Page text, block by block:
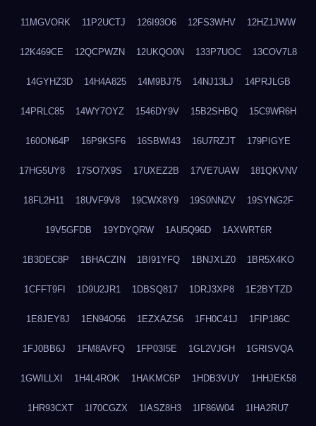
11MGVORK 11P2UCTJ 126I93O6 12FS3WHV 12HZ1JWW
12K469CE 12QCPWZN 12UKQO0N 133P7UOC 13COV7L8
14GYHZ3D 14H4A825 14M9BJ75 14NJ13LJ 14PRJLGB
14PRLC85 14WY7OYZ 1546DY9V 15B2SHBQ 15C9WR6H
160ON64P 16P9KSF6 16SBWI43 16U7RZJT 179PIGYE
17HG5UY8 17SO7X9S 17UXEZ2B 17VE7UAW 181QKVNV
18FL2H11 18UVF9V8 19CWX8Y9 19S0NNZV 19SYNG2F
19V5GFDB 19YDYQRW 1AU5Q96D 1AXWRT6R
1B3DEC8P 1BHACZIN 1BI91YFQ 1BNJXLZ0 1BR5X4KO
1CFFT9FI 1D9U2JR1 1DBSQ817 1DRJ3XP8 1E2BYTZD
1E8JEY8J 1EN94O56 1EZXAZS6 1FH0C41J 1FIP186C
1FJ0BB6J 1FM8AVFQ 1FP03I5E 1GL2VJGH 1GRISVQA
1GWILLXI 1H4L4ROK 1HAKMC6P 1HDB3VUY 1HHJEK58
1HR93CXT 1I70CGZX 1IASZ8H3 1IF86W04 1IHA2RU7